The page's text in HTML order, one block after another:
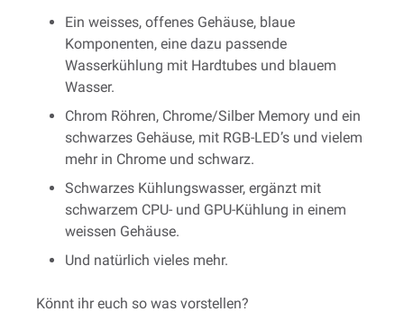
Ein weisses, offenes Gehäuse, blaue
Komponenten, eine dazu passende
Wasserkühlung mit Hardtubes und blauem
Wasser.
Chrom Röhren, Chrome/Silber Memory und ein
schwarzes Gehäuse, mit RGB-LED’s und vielem
mehr in Chrome und schwarz.
Schwarzes Kühlungswasser, ergänzt mit
schwarzem CPU- und GPU-Kühlung in einem
weissen Gehäuse.
Und natürlich vieles mehr.
Könnt ihr euch so was vorstellen?